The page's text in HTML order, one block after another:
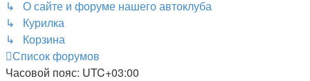
↳ О сайте и форуме нашего автоклуба
↳ Курилка
↳ Корзина
Список форумов
Часовой пояс: UTC+03:00